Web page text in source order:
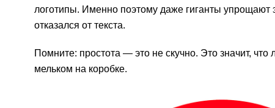
логотипы. Именно поэтому даже гиганты
отказался от текста.
Помните: простота — это не скучно. Это значит, что
мельком на коробке.